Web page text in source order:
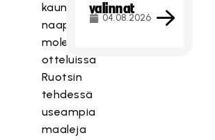
kaunistuivat
naapurille
molemmissa
otteluissa
Ruotsin
tehdessä
useampia
maaleja
valinnat
04.08.2026